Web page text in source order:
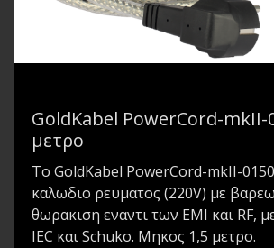
GoldKabel PowerCord-mkII-
μετρο
Το GoldKabel PowerCord-mkII-0150
καλωδιο ρευματος (220V) με
θωρακιση εναντι των EMI και RF,
IEC και Schuko. Μηκος 1,5 μετρο.